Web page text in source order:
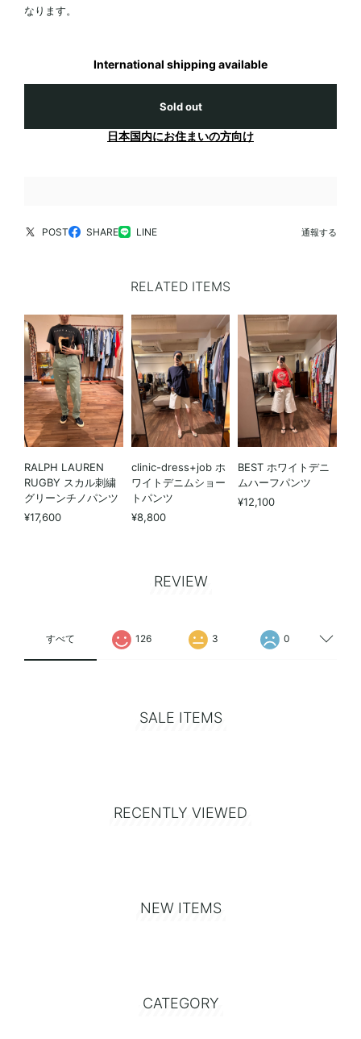
なります。
International shipping available
Sold out
日本国内にお住まいの方向け
POST SHARE LINE 通報する
RELATED ITEMS
RALPH LAUREN
RUGBY スカル刺繍
グリーンチノパンツ
¥17,600
clinic-dress+job ホ
ワイトデニムショー
トパンツ
¥8,800
BEST ホワイトデニ
ムハーフパンツ
¥12,100
REVIEW
すべて 126 3 0
SALE ITEMS
RECENTLY VIEWED
NEW ITEMS
CATEGORY